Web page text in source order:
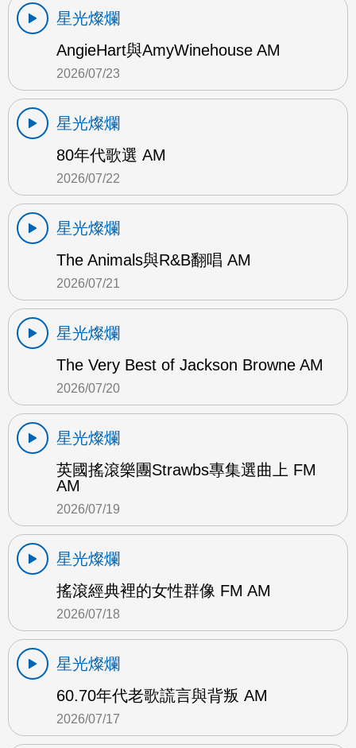
星光燦爛
AngieHart與AmyWinehouse AM
2026/07/23
星光燦爛
80年代歌選 AM
2026/07/22
星光燦爛
The Animals與R&B翻唱 AM
2026/07/21
星光燦爛
The Very Best of Jackson Browne AM
2026/07/20
星光燦爛
英國搖滾樂團Strawbs專集選曲上 FM
AM
2026/07/19
星光燦爛
搖滾經典裡的女性群像 FM AM
2026/07/18
星光燦爛
60.70年代老歌謊言與背叛 AM
2026/07/17